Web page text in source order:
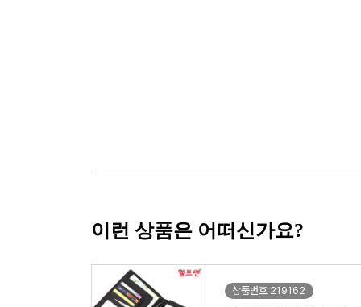
이런 상품은 어떠신가요?
상품번호 219162